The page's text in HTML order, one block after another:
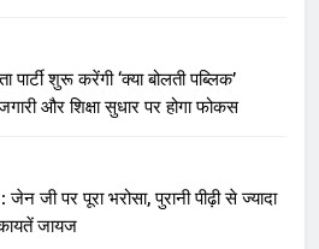
पार्टी शुरू करेंगी ‘क्या बोलती पब्लिक’
और शिक्षा सुधार पर होगा फोकस
जेन जी पर पूरा भरोसा, पुरानी पीढ़ी से ज्यादा
शिकायतें जायज